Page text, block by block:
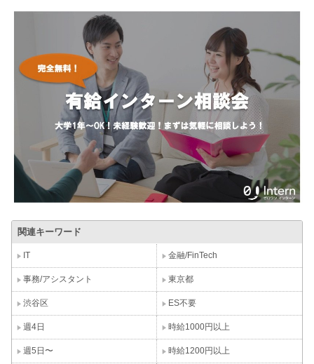
関連キーワード
IT 金融/FinTech
事務/アシスタント 東京都
渋谷区 ES不要
週4日 時給1000円以上
週5日〜 時給1200円以上